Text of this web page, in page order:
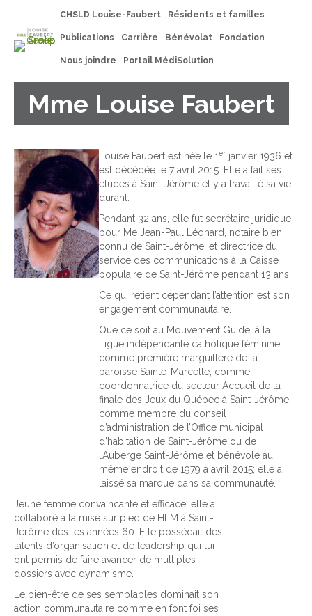
CHSLD Louise-Faubert Résidents et familles
Publications Carrière Bénévolat Fondation
Nous joindre Portail MédiSolution
Mme Louise Faubert
Louise Faubert est née le 1er janvier 1936 et
est décédée le 7 avril 2015. Elle a fait ses
études à Saint-Jérôme et y a travaillé sa vie
durant.
Pendant 32 ans, elle fut secrétaire juridique
pour Me Jean-Paul Léonard, notaire bien
connu de Saint-Jérôme, et directrice du
service des communications à la Caisse
populaire de Saint-Jérôme pendant 13 ans.
Ce qui retient cependant l’attention est son
engagement communautaire.
Que ce soit au Mouvement Guide, à la
Ligue indépendante catholique féminine,
comme première marguillère de la
paroisse Sainte-Marcelle, comme
coordonnatrice du secteur Accueil de la
finale des Jeux du Québec à Saint-Jérôme,
comme membre du conseil
d’administration de l’Office municipal
d’habitation de Saint-Jérôme ou de
l’Auberge Saint-Jérôme et bénévole au
même endroit de 1979 à avril 2015; elle a
laissé sa marque dans sa communauté.
Jeune femme convaincante et efficace, elle a
collaboré à la mise sur pied de HLM à Saint-
Jérôme dès les années 60. Elle possédait des
talents d’organisation et de leadership qui lui
ont permis de faire avancer de multiples
dossiers avec dynamisme.
Le bien-être de ses semblables dominait son
action communautaire comme en font foi ses